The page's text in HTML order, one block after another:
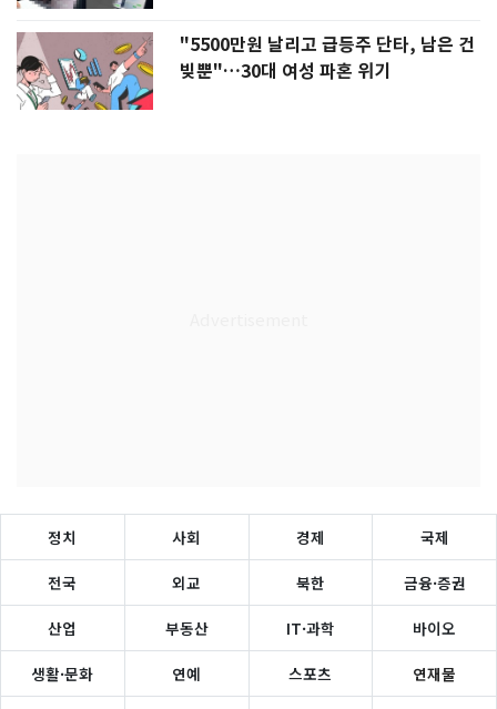
"5500만원 날리고 급등주 단타, 남은 건
빚뿐"…30대 여성 파혼 위기
정치 사회 경제 국제
전국 외교 북한 금융·증권
산업 부동산 IT·과학 바이오
생활·문화 연예 스포츠 연재물